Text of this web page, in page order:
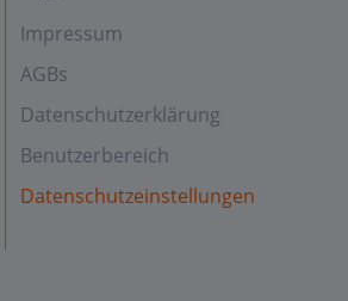
Impressum
AGBs
Datenschutzerklärung
Benutzerbereich
Datenschutzeinstellungen